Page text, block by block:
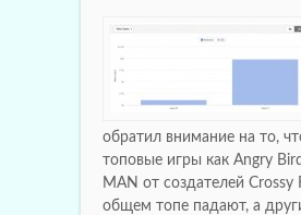
обратил внимание на то,
топовые игры как Angry
MAN от создателей Crossy
общем топе падают, а